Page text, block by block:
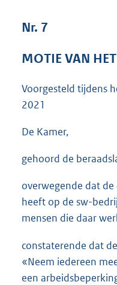
Nr. 7
MOTIE VAN
Voorgesteld tijdens
2021
De Kamer,
gehoord de
overwegende dat
heeft op de sw-
mensen die daar
constaterende dat
«Neem iedereen
een